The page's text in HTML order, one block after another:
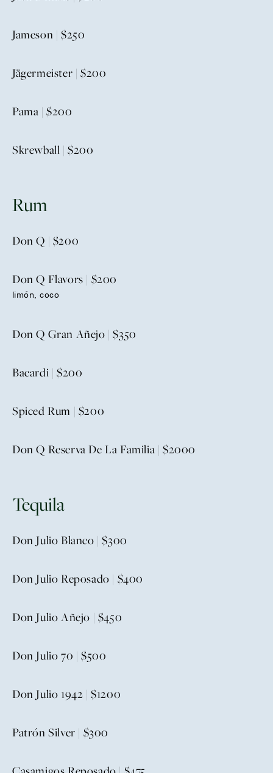
Jameson | $250
Jägermeister | $200
Pama | $200
Skrewball | $200
Rum
Don Q | $200
Don Q Flavors | $200
limón, coco
Don Q Gran Añejo | $350
Bacardi | $200
Spiced Rum | $200
Don Q Reserva De La Familia | $2000
Tequila
Don Julio Blanco | $300
Don Julio Reposado | $400
Don Julio Añejo | $450
Don Julio 70 | $500
Don Julio 1942 | $1200
Patrón Silver | $300